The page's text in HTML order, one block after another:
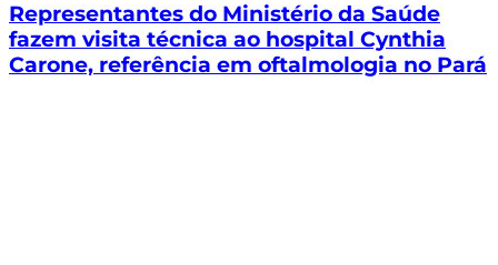
Representantes do Ministério da Saúde
fazem visita técnica ao hospital Cynthia
Carone, referência em oftalmologia no Pará